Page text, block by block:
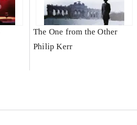
The One from the Other
Philip Kerr